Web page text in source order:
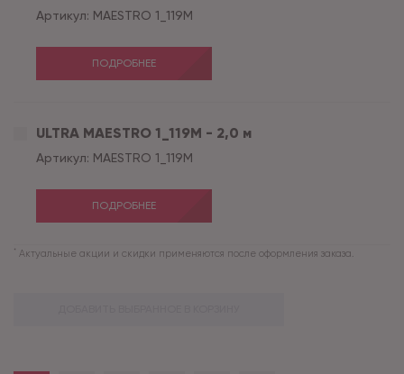
Артикул: MAESTRO 1_119M
ПОДРОБНЕЕ
ULTRA MAESTRO 1_119M - 2,0 м
Артикул: MAESTRO 1_119M
ПОДРОБНЕЕ
* Актуальные акции и скидки применяются после оформления заказа.